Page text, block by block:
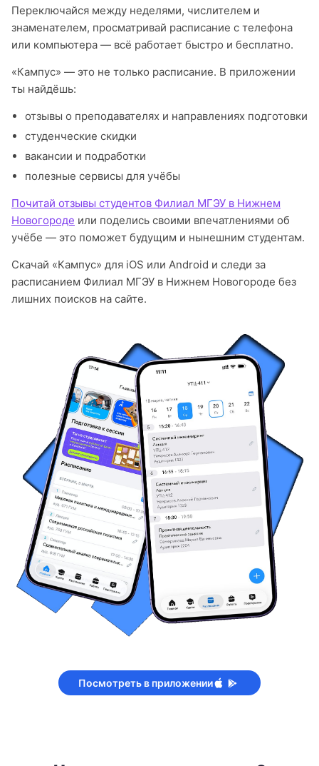
Переключайся между неделями, числителем и
знаменателем, просматривай расписание с телефона
или компьютера — всё работает быстро и бесплатно.
«Кампус» — это не только расписание. В приложении
ты найдёшь:
отзывы о преподавателях и направлениях подготовки
студенческие скидки
вакансии и подработки
полезные сервисы для учёбы
Почитай отзывы студентов Филиал МГЭУ в Нижнем
Новогороде или поделись своими впечатлениями об
учёбе — это поможет будущим и нынешним студентам.
Скачай «Кампус» для iOS или Android и следи за
расписанием Филиал МГЭУ в Нижнем Новогороде без
лишних поисков на сайте.
Посмотреть в приложении